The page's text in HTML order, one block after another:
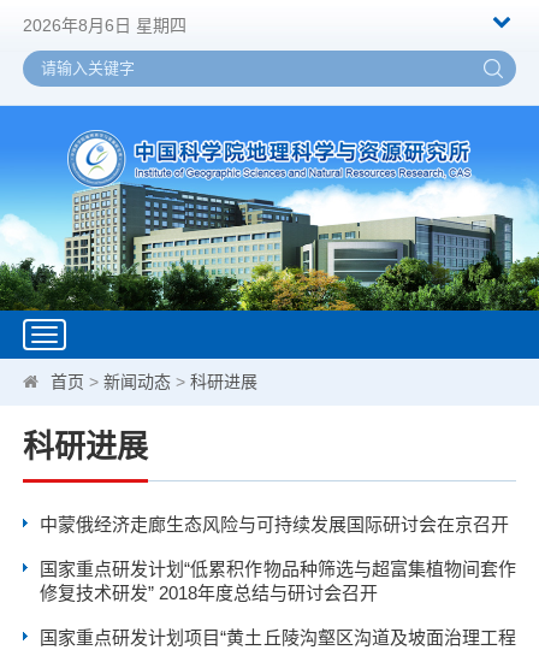
2026年8月6日 星期四
Toggle
navigation
首页 >新闻动态 >科研进展
科研进展
中蒙俄经济走廊生态风险与可持续发展国际研讨会在京召开
国家重点研发计划“低累积作物品种筛选与超富集植物间套作
修复技术研发” 2018年度总结与研讨会召开
国家重点研发计划项目“黄土丘陵沟壑区沟道及坡面治理工程